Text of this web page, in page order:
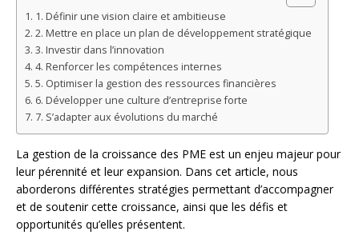
1. Définir une vision claire et ambitieuse
2. Mettre en place un plan de développement stratégique
3. Investir dans l’innovation
4. Renforcer les compétences internes
5. Optimiser la gestion des ressources financières
6. Développer une culture d’entreprise forte
7. S’adapter aux évolutions du marché
La gestion de la croissance des PME est un enjeu majeur pour
leur pérennité et leur expansion. Dans cet article, nous
aborderons différentes stratégies permettant d’accompagner
et de soutenir cette croissance, ainsi que les défis et
opportunités qu’elles présentent.